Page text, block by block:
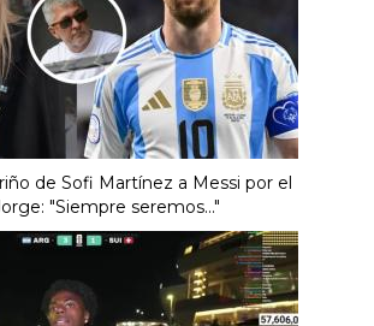
de Sofi Martínez a Messi por el
"Siempre seremos..."